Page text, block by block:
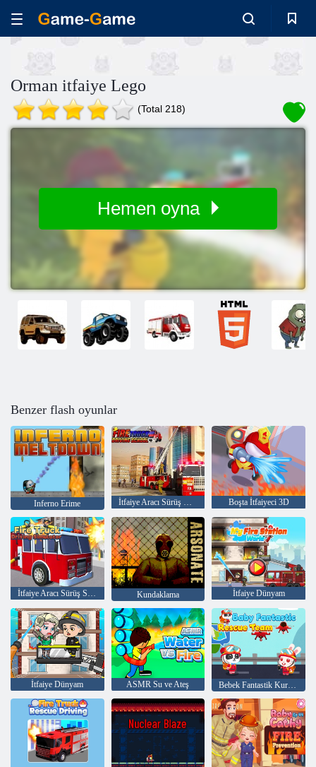
Orman itfaiye Lego
(Total 218)
Hemen oyna
Benzer flash oyunlar
Inferno Erime İtfaiye Aracı Sürüş Okulu Boşta İtfaiyeci 3D
İtfaiye Aracı Sürüş Simülatörü Kundaklama İtfaiye Dünyam
İtfaiye Dünyam ASMR Su ve Ateş Bebek Fantastik Kurtarma Ekibi